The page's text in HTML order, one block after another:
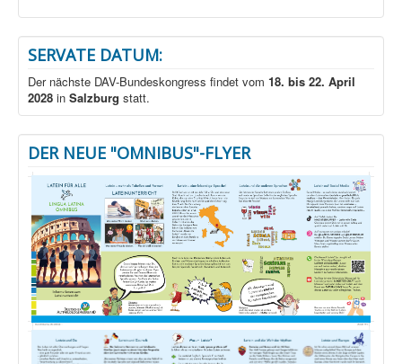
SERVATE DATUM:
Der nächste DAV-Bundeskongress findet vom 18. bis 22. April
2028 in Salzburg statt.
DER NEUE "OMNIBUS"-FLYER